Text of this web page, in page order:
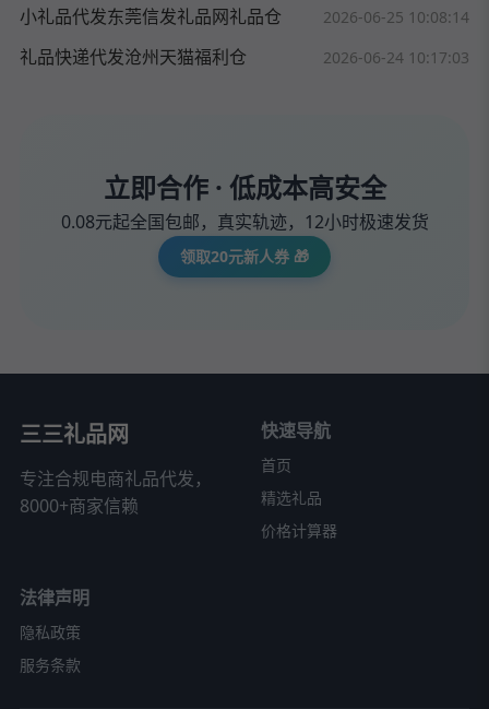
小礼品代发东莞信发礼品网礼品仓 2026-06-25 10:08:14
礼品快递代发沧州天猫福利仓 2026-06-24 10:17:03
立即合作 · 低成本高安全
0.08元起全国包邮，真实轨迹，12小时极速发货
领取20元新人券 🎁
三三礼品网
专注合规电商礼品代发，
8000+商家信赖
快速导航
首页
精选礼品
价格计算器
法律声明
隐私政策
服务条款